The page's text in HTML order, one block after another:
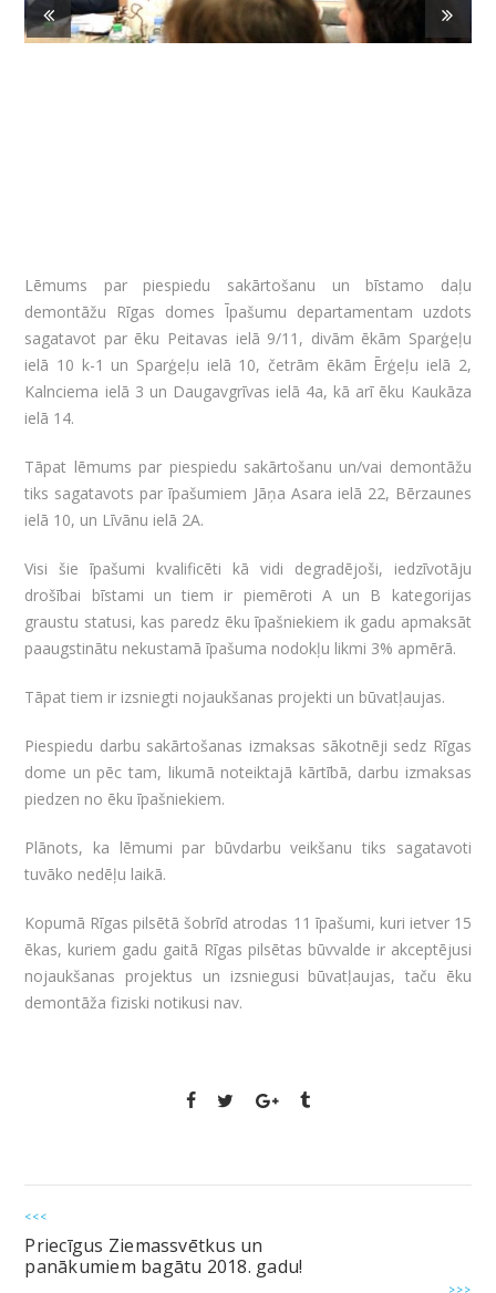
Lēmums par piespiedu sakārtošanu un bīstamo daļu
demontāžu Rīgas domes Īpašumu departamentam uzdots
sagatavot par ēku Peitavas ielā 9/11, divām ēkām Sparģeļu
ielā 10 k-1 un Sparģeļu ielā 10, četrām ēkām Ērģeļu ielā 2,
Kalnciema ielā 3 un Daugavgrīvas ielā 4a, kā arī ēku Kaukāza
ielā 14.
Tāpat lēmums par piespiedu sakārtošanu un/vai demontāžu
tiks sagatavots par īpašumiem Jāņa Asara ielā 22, Bērzaunes
ielā 10, un Līvānu ielā 2A.
Visi šie īpašumi kvalificēti kā vidi degradējoši, iedzīvotāju
drošībai bīstami un tiem ir piemēroti A un B kategorijas
graustu statusi, kas paredz ēku īpašniekiem ik gadu apmaksāt
paaugstinātu nekustamā īpašuma nodokļu likmi 3% apmērā.
Tāpat tiem ir izsniegti nojaukšanas projekti un būvatļaujas.
Piespiedu darbu sakārtošanas izmaksas sākotnēji sedz Rīgas
dome un pēc tam, likumā noteiktajā kārtībā, darbu izmaksas
piedzen no ēku īpašniekiem.
Plānots, ka lēmumi par būvdarbu veikšanu tiks sagatavoti
tuvāko nedēļu laikā.
Kopumā Rīgas pilsētā šobrīd atrodas 11 īpašumi, kuri ietver 15
ēkas, kuriem gadu gaitā Rīgas pilsētas būvvalde ir akceptējusi
nojaukšanas projektus un izsniegusi būvatļaujas, taču ēku
demontāža fiziski notikusi nav.
<<<
Priecīgus Ziemassvētkus un
panākumiem bagātu 2018. gadu!
>>>